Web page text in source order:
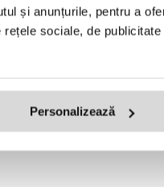
și anunțurile, pentru a
sociale, de
Personalizează
puncte de atasare cu centura
catarame automate (L-XXL)